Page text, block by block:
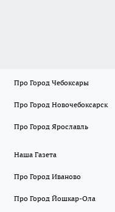
Про Город Чебоксары
Про Город Новочебоксарск
Про Город Ярославль
Наша Газета
Про Город Иваново
Про Город Йошкар-Ола